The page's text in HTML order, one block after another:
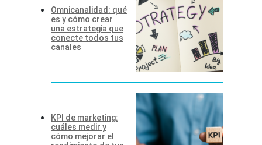
Omnicanalidad: qué
es y cómo crear
una estrategia que
conecte todos tus
canales
KPI de marketing:
cuáles medir y
cómo mejorar el